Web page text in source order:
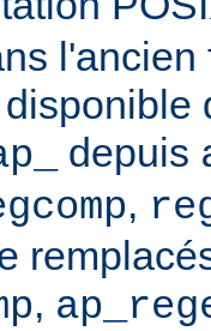
depuis
,
,